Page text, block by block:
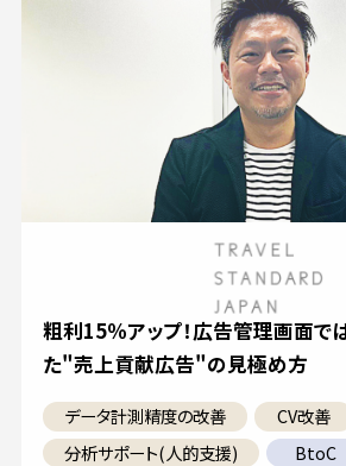
粗利15％アップ！広告管理画面で
た"売上貢献広告"の見極め方
データ計測精度の改善 CV改善
分析サポート(人的支援)
BtoC